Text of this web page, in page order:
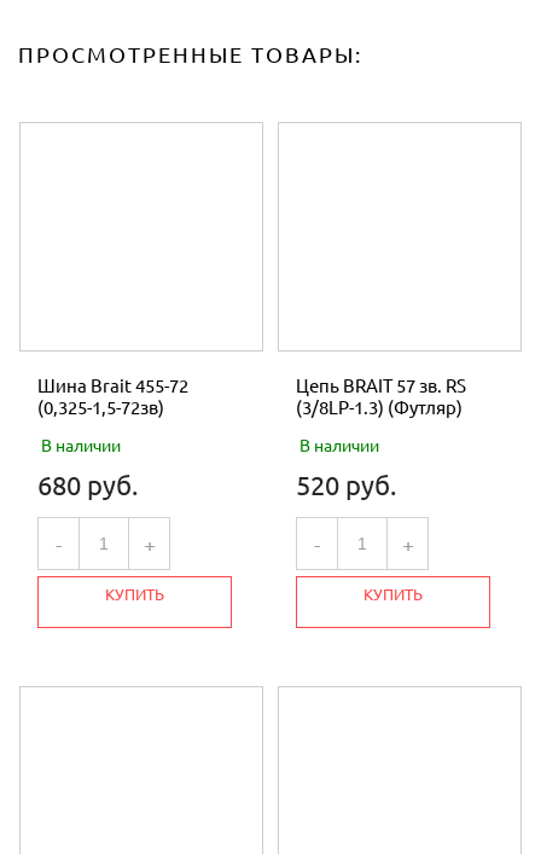
ПРОСМОТРЕННЫЕ ТОВАРЫ:
Шина Brait 455-72
(0,325-1,5-72зв)
В наличии
680 руб.
- +
КУПИТЬ
Цепь BRAIT 57 зв. RS
(3/8LP-1.3) (Футляр)
В наличии
520 руб.
- +
КУПИТЬ